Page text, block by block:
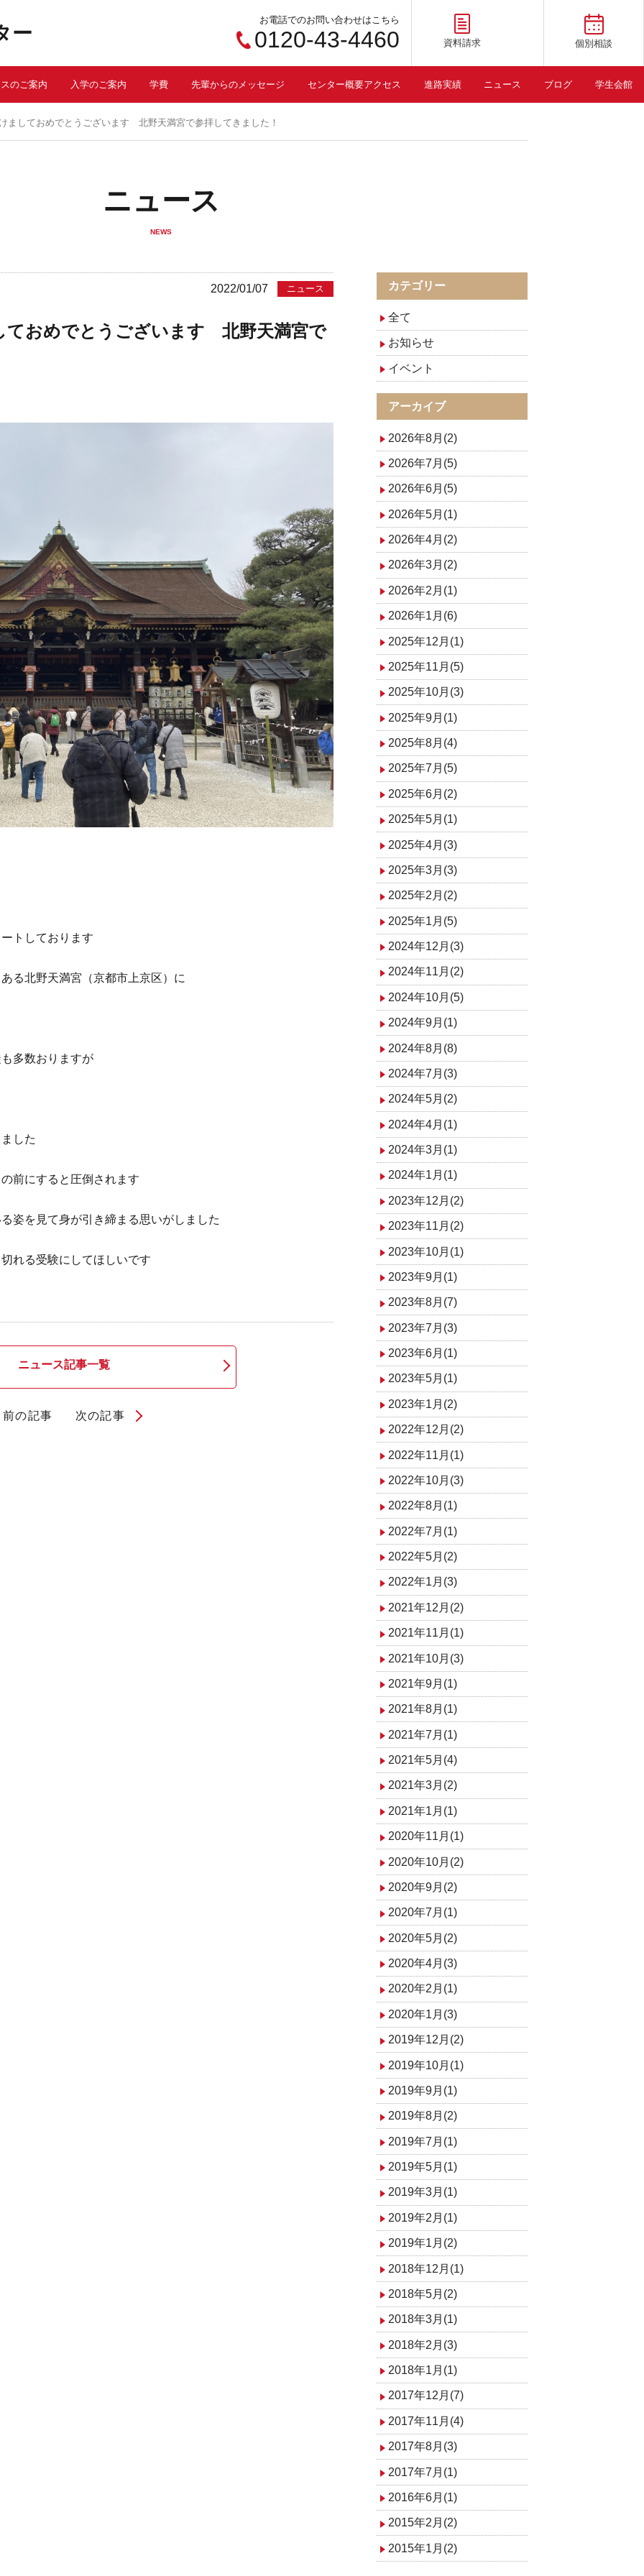
ー
お電話でのお問い合わせはこちら
0120-43-4460 資料請求 個別相談
のご案内 入学のご案内 学費 先輩からのメッセージ センター概要アクセス 進路実績 ニュース ブログ 学生会館
しておめでとうございます 北野天満宮で参拝してきました！
ニュース
NEWS
2022/01/07 ニュース
おめでとうございます 北野天満宮で
トしております
る北野天満宮（京都市上京区）に
多数おりますが
した
前にすると圧倒されます
姿を見て身が引き締まる思いがしました
れる受験にしてほしいです
ニュース記事一覧
前の記事 次の記事
カテゴリー
全て
お知らせ
イベント
アーカイブ
2026年8月(2)
2026年7月(5)
2026年6月(5)
2026年5月(1)
2026年4月(2)
2026年3月(2)
2026年2月(1)
2026年1月(6)
2025年12月(1)
2025年11月(5)
2025年10月(3)
2025年9月(1)
2025年8月(4)
2025年7月(5)
2025年6月(2)
2025年5月(1)
2025年4月(3)
2025年3月(3)
2025年2月(2)
2025年1月(5)
2024年12月(3)
2024年11月(2)
2024年10月(5)
2024年9月(1)
2024年8月(8)
2024年7月(3)
2024年5月(2)
2024年4月(1)
2024年3月(1)
2024年1月(1)
2023年12月(2)
2023年11月(2)
2023年10月(1)
2023年9月(1)
2023年8月(7)
2023年7月(3)
2023年6月(1)
2023年5月(1)
2023年1月(2)
2022年12月(2)
2022年11月(1)
2022年10月(3)
2022年8月(1)
2022年7月(1)
2022年5月(2)
2022年1月(3)
2021年12月(2)
2021年11月(1)
2021年10月(3)
2021年9月(1)
2021年8月(1)
2021年7月(1)
2021年5月(4)
2021年3月(2)
2021年1月(1)
2020年11月(1)
2020年10月(2)
2020年9月(2)
2020年7月(1)
2020年5月(2)
2020年4月(3)
2020年2月(1)
2020年1月(3)
2019年12月(2)
2019年10月(1)
2019年9月(1)
2019年8月(2)
2019年7月(1)
2019年5月(1)
2019年3月(1)
2019年2月(1)
2019年1月(2)
2018年12月(1)
2018年5月(2)
2018年3月(1)
2018年2月(3)
2018年1月(1)
2017年12月(7)
2017年11月(4)
2017年8月(3)
2017年7月(1)
2016年6月(1)
2015年2月(2)
2015年1月(2)